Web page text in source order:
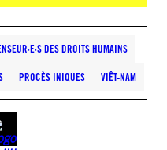
DES DROITS HUMAINS
PROCÈS INIQUES VIÊT-NAM